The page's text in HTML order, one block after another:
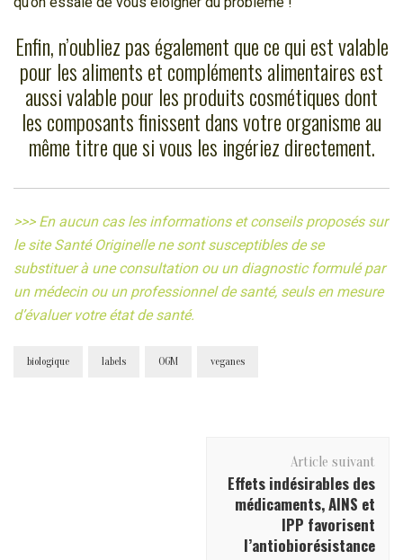
Enfin, n’oubliez pas également que ce qui est valable
pour les aliments et compléments alimentaires est
aussi valable pour les produits cosmétiques dont
les composants finissent dans votre organisme au
même titre que si vous les ingériez directement.
>>> En aucun cas les informations et conseils proposés sur
le site Santé Originelle ne sont susceptibles de se
substituer à une consultation ou un diagnostic formulé par
un médecin ou un professionnel de santé, seuls en mesure
d’évaluer votre état de santé.
biologique labels OGM veganes
Article suivant
Effets indésirables des
médicaments, AINS et
IPP favorisent
l’antiobiorésistance